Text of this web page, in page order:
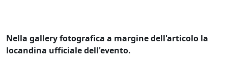
Nella gallery fotografica a margine dell'articolo la
locandina ufficiale dell'evento.